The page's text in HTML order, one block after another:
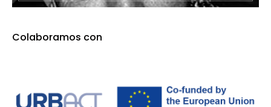
Colaboramos con